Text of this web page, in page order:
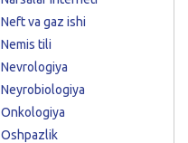
Neft va gaz ishi
Nemis tili
Nevrologiya
Neyrobiologiya
Onkologiya
Oshpazlik